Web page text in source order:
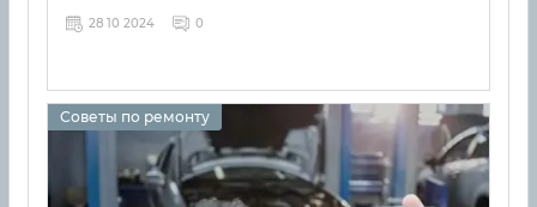
28 10 2024 0
Советы по ремонту